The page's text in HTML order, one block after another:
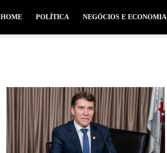
HOME POLÍTICA NEGÓCIOS E ECONOMIA